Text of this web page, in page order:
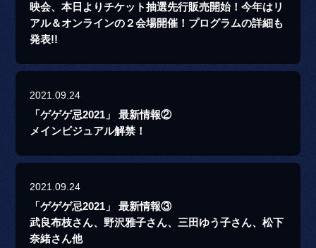
映会、本日よりチケット抽選先行販売開始！今年はリ
アル＆オンラインの２会場開催！プログラムの詳細も
発表!!
2021.09.24
「ゲゲゲ忌2021」 最新情報②
メインビジュアル解禁！
2021.09.24
「ゲゲゲ忌2021」 最新情報③
武良布枝さん、野沢雅子さん、三田ゆう子さん、松下
奈緒さん他